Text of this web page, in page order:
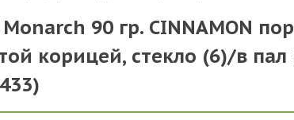
90 гр. CINNAMON
корицей, стекло (6)/в пал